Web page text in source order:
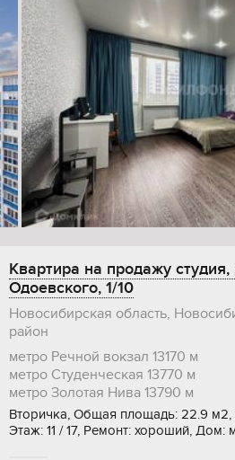
Квартира на продажу
Одоевского, 1/10
Новосибирская область,
район
метро Речной вокзал 13170 м
метро Студенческая 13770 м
метро Золотая Нива 13790 м
Вторичка, Общая площадь: 22.9
Этаж: 11 / 17, Ремонт: хороший, Дом: